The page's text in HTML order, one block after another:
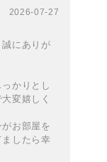
2026-07-27
にありが
かりとし
変嬉しく
お部屋を
したら幸